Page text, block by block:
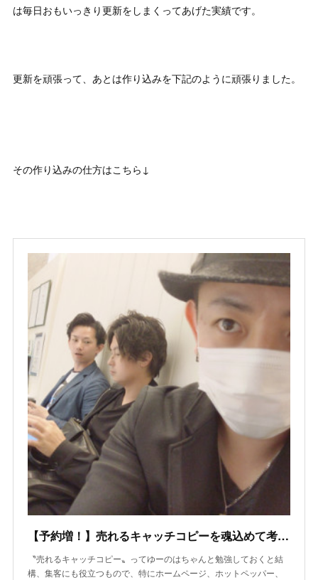
は毎日おもいっきり更新をしまくってあげた実績です。
更新を頑張って、あとは作り込みを下記のように頑張りました。
その作り込みの仕方はこちら↓
【予約増！】売れるキャッチコピーを魂込めて考えよう
〝売れるキャッチコピー〟ってゆーのはちゃんと勉強しておくと結
構、集客にも役立つもので、特にホームページ、ホットペッパー、